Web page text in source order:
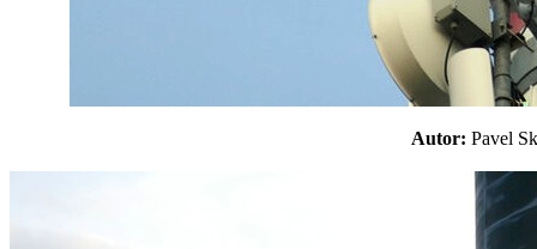
Autor: Pavel